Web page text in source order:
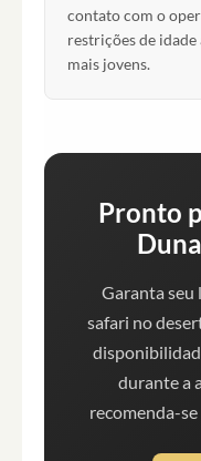
contato com o
restrições de
mais jovens.
Pronto
Garanta seu
safari no
durante a
recomenda-